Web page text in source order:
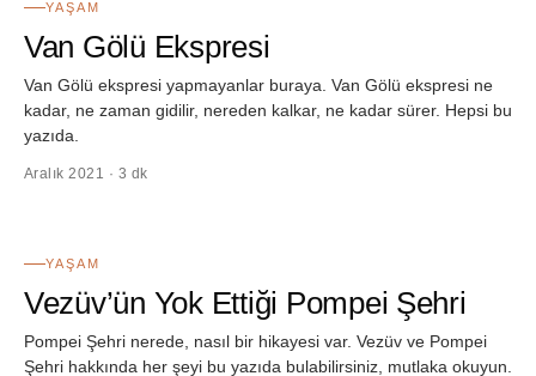
YAŞAM
Van Gölü Ekspresi
Van Gölü ekspresi yapmayanlar buraya. Van Gölü ekspresi ne
kadar, ne zaman gidilir, nereden kalkar, ne kadar sürer. Hepsi bu
yazıda.
Aralık 2021 · 3 dk
YAŞAM
Vezüv’ün Yok Ettiği Pompei Şehri
Pompei Şehri nerede, nasıl bir hikayesi var. Vezüv ve Pompei
Şehri hakkında her şeyi bu yazıda bulabilirsiniz, mutlaka okuyun.